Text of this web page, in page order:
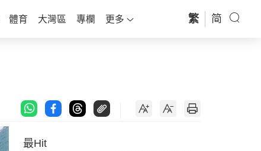
體育 大灣區 專欄 更多 繁 简
最Hit